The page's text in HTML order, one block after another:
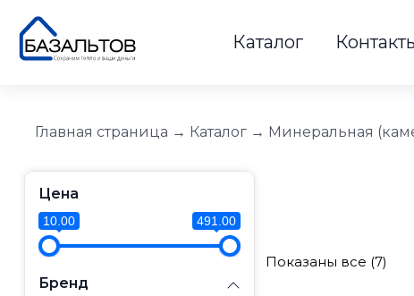
Каталог
Главная страница → Каталог → Минеральная
Показаны все (7)
Цена
10.00 491.00
Бренд